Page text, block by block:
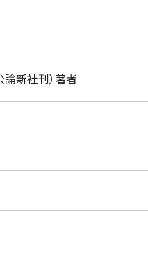
論新社刊）著者